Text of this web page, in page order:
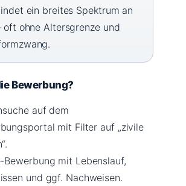
ein breites Spektrum an
oft ohne Altersgrenze und
Bewerbung?
auf dem
mit Filter auf „zivile
Bewerbung mit Lebenslauf,
und ggf. Nachweisen.